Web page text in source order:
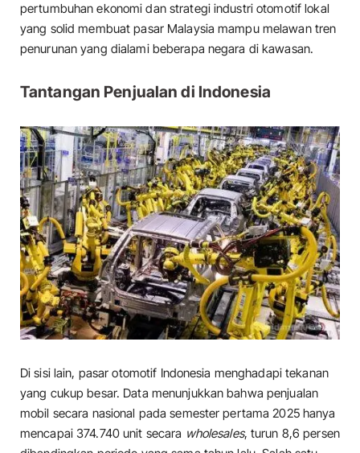
pertumbuhan ekonomi dan strategi industri otomotif lokal
yang solid membuat pasar Malaysia mampu melawan tren
penurunan yang dialami beberapa negara di kawasan.
Tantangan Penjualan di Indonesia
Di sisi lain, pasar otomotif Indonesia menghadapi tekanan
yang cukup besar. Data menunjukkan bahwa penjualan
mobil secara nasional pada semester pertama 2025 hanya
mencapai 374.740 unit secara wholesales, turun 8,6 persen